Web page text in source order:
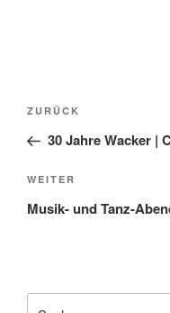
Beitragsnavigation
Vorheriger
Beitrag
ZURÜCK
30 Jahre Wacker |
Nächster
Beitrag
WEITER
Musik- und Tanz-